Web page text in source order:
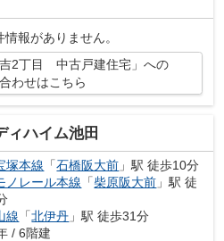
報がありません。
2丁目 中古戸建住宅」への
わせはこちら
ィハイム池田
塚本線 「石橋阪大前 」駅 徒歩10分
ノレール本線 「柴原阪大前 」駅 徒
線 「北伊丹 」駅 徒歩31分
/ 6階建